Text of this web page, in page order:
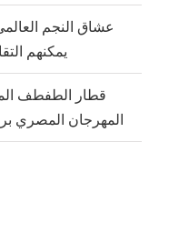
عشاق النجم
يمكنهم
قطار الطفطف
المهرجان المصري